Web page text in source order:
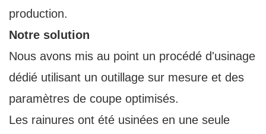
production.
Notre solution
Nous avons mis au point un procédé d'usinage
dédié utilisant un outillage sur mesure et des
paramètres de coupe optimisés.
Les rainures ont été usinées en une seule